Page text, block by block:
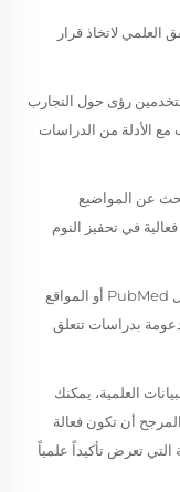
لاتخاذ قرار
رؤى حول التجارب
الأدلة من الدراسات
عن المواضيع
في تحفيز النوم
استخدم مصادر مثل PubMed أو المواقع
بدراسات تتعلق
العلمية، يمكنك
أن تكون فعالة
التي تعرض تأكيداً علمياً